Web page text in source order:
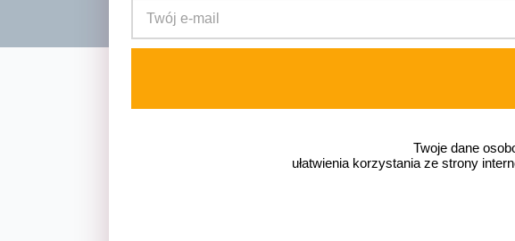
Twoje dane
ułatwienia korzystania ze strony